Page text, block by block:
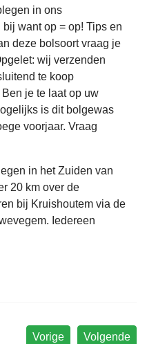
in ons
want op = op! Tips en
deze bolsoort vraag je
wij verzenden
te koop
je te laat op uw
is dit bolgewas
voorjaar. Vraag
in het Zuiden van
20 km over de
bij Kruishoutem via de
Iedereen
Volgende
Vorige